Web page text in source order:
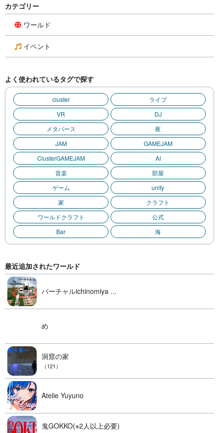
カテゴリー
ワールド
イベント
よく使われているタグで探す
cluster
ライブ
VR
DJ
メタバース
夜
JAM
GAMEJAM
ClusterGAMEJAM
AI
音楽
部屋
ゲーム
unity
家
クラフト
ワールドクラフト
公式
Bar
海
最近追加されたワールド
バーチャルichinomiya ...
め
洞窟の家
（121）
Atelie Yuyuno
鬼GOKKO(※2人以上必要)